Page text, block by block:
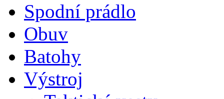
Spodní prádlo
Obuv
Batohy
Výstroj